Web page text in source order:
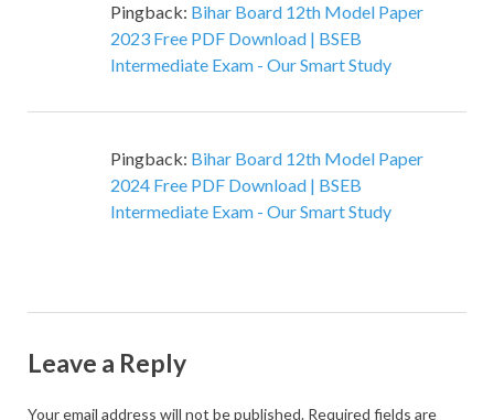
Pingback: Bihar Board 12th Model Paper
2023 Free PDF Download | BSEB
Intermediate Exam - Our Smart Study
Pingback: Bihar Board 12th Model Paper
2024 Free PDF Download | BSEB
Intermediate Exam - Our Smart Study
Leave a Reply
Your email address will not be published. Required fields are